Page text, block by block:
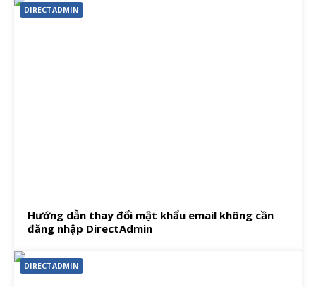
DIRECTADMIN
Hướng dẫn thay đổi mật khẩu email không cần
đăng nhập DirectAdmin
DIRECTADMIN